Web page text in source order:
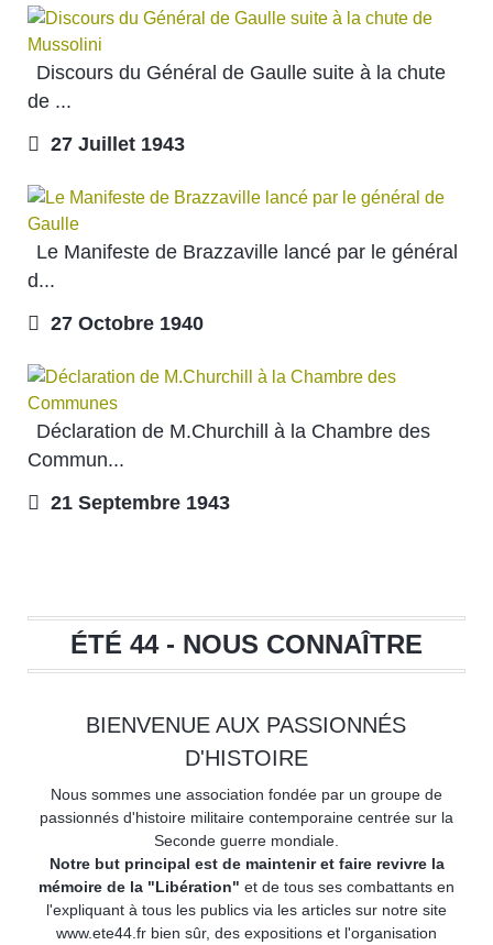
Discours du Général de Gaulle suite à la chute
de ...
27 Juillet 1943
Le Manifeste de Brazzaville lancé par le général
d...
27 Octobre 1940
Déclaration de M.Churchill à la Chambre des
Commun...
21 Septembre 1943
ÉTÉ 44 - NOUS CONNAÎTRE
BIENVENUE AUX PASSIONNÉS
D'HISTOIRE
Nous sommes une association fondée par un groupe de
passionnés d'histoire militaire contemporaine centrée sur la
Seconde guerre mondiale.
Notre but principal est de maintenir et faire revivre la
mémoire de la "Libération" et de tous ses combattants en
l'expliquant à tous les publics via les articles sur notre site
www.ete44.fr bien sûr, des expositions et l'organisation